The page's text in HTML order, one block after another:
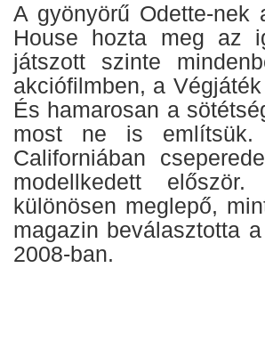
A gyönyörű Odette-
House hozta meg az
játszott szinte
akciófilmben, a
És hamarosan a
most ne is említsük.
Californiában
modellkedett
különösen meglepő,
magazin beválasztotta
2008-ban.